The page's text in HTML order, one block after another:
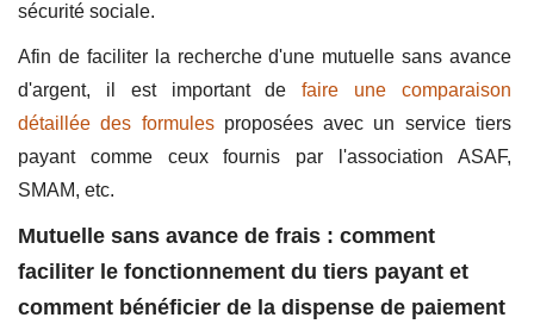
sécurité sociale.
Afin de faciliter la recherche d'une mutuelle sans avance
d'argent, il est important defaire une comparaison
détaillée des formulesproposées avec un service tiers
payant comme ceux fournis par l'association ASAF,
SMAM, etc.
Mutuelle sans avance de frais : comment
faciliter le fonctionnement du tiers payant et
comment bénéficier de la dispense de paiement